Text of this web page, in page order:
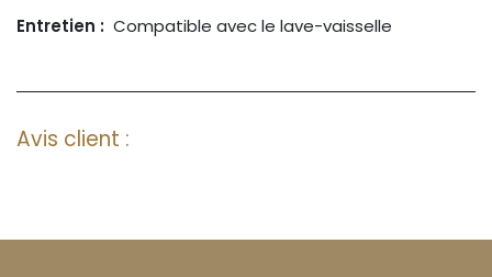
Entretien : Compatible avec le lave-vaisselle
Avis client :